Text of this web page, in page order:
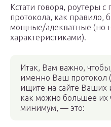
Кстати говоря, роутеры с
протокола, как правило,
мощные/адекватные (но
характеристиками).
Итак, Вам важно,
именно Ваш протокол
ищите на сайте Ваших
как можно большее их
минимум, — это: